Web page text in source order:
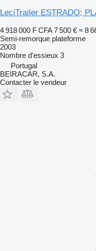
LeciTrailer ESTRADO;
4 918 000 F CFA 7 500 € ≈ 8
Semi-remorque plateforme
2003
Nombre d'essieux 3
Portugal
BEIRACAR, S.A.
Contacter le vendeur